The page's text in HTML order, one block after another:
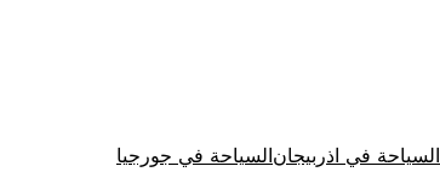
السياحة في اذربيجانالسياحة في جورجيا